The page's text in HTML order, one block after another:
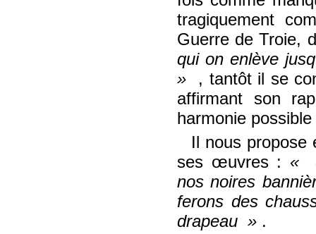
tragiquement
Guerre de Troie,
qui on enlève
, tantôt il se
affirmant son
harmonie
Il nous
ses œuvres :
nos noires
ferons des
drapeau
.